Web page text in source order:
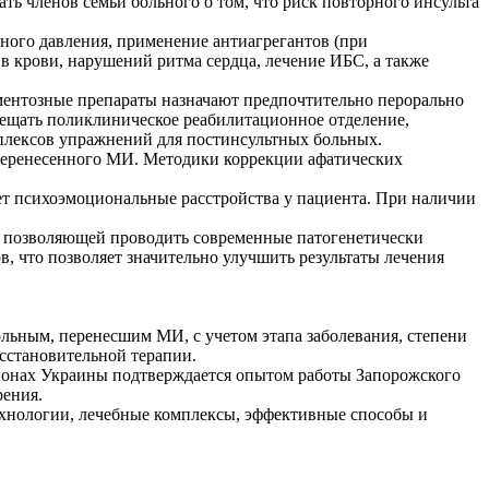
давления, применение антиагрегантов (при
крови, нарушений ритма сердца, лечение ИБС, а также
препараты назначают предпочтительно перорально
поликлиническое реабилитационное отделение,
упражнений для постинсультных больных.
МИ. Методики коррекции афатических
расстройства у пациента. При наличии
проводить современные патогенетически
позволяет значительно улучшить результаты лечения
перенесшим МИ, с учетом этапа заболевания, степени
терапии.
Украины подтверждается опытом работы Запорожского
лечебные комплексы, эффективные способы и